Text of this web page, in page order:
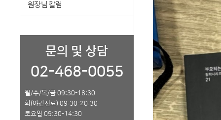
원장님 칼럼
문의 및 상담
02-468-0055
월/수/목/금 09:30-18:30
화(야간진료) 09:30-20:30
토요일 09:30-14:30